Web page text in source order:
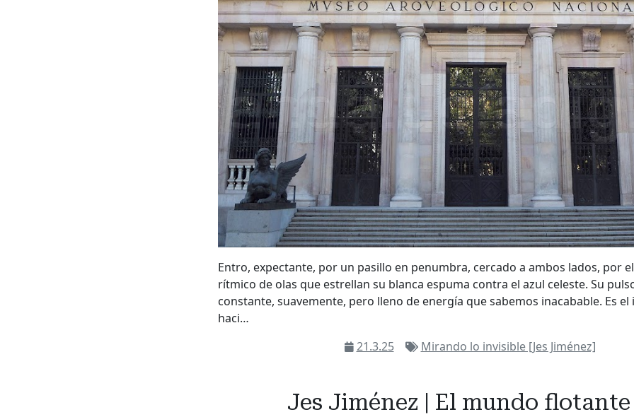
Entro, expectante, por un pasillo en penumbra, cercado a ambos lados, por
rítmico de olas que estrellan su blanca espuma contra el azul celeste. Su
constante, suavemente, pero lleno de energía que sabemos inacabable. Es el
haci…
21.3.25
Mirando lo invisible [Jes Jiménez]
Jes Jiménez | El mundo flotante